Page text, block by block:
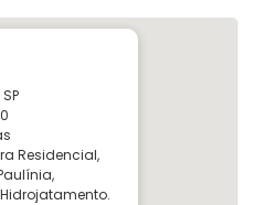
Residencial,